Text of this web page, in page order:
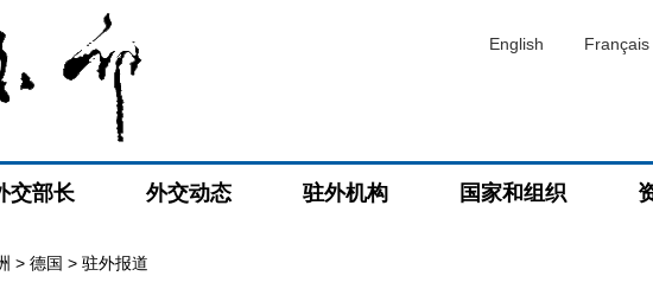
English Français
交部长 外交动态 驻外机构 国家和组织
> 德国 > 驻外报道